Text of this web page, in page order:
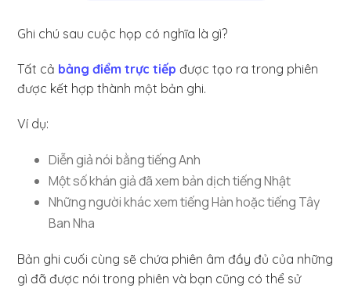
Ghi chú sau cuộc họp có nghĩa là gì?
Tất cả bảng điểm trực tiếp được tạo ra trong phiên
được kết hợp thành một bản ghi.
Ví dụ:
Diễn giả nói bằng tiếng Anh
Một số khán giả đã xem bản dịch tiếng Nhật
Những người khác xem tiếng Hàn hoặc tiếng Tây
Ban Nha
Bản ghi cuối cùng sẽ chứa phiên âm đầy đủ của những
gì đã được nói trong phiên và bạn cũng có thể sử